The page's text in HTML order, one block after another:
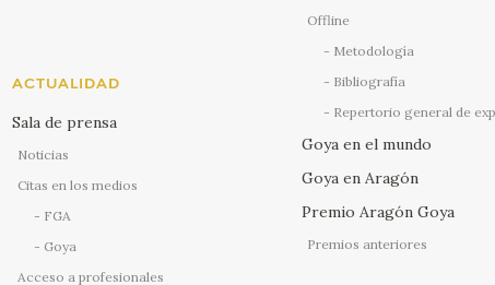
ACTUALIDAD
Sala de prensa
Noticias
Citas en los medios
FGA
Goya
Acceso a profesionales
Offline
Metodología
Bibliografía
Repertorio general de
Goya en el mundo
Goya en Aragón
Premio Aragón Goya
Premios anteriores